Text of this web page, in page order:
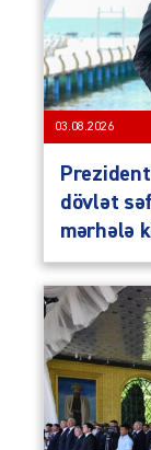
03.08.2026
dövlət
mərhələ